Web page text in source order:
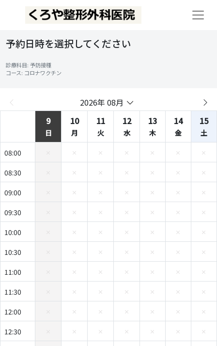
予約日時を選択してください
診療科目: 予防接種
コース: コロナワクチン
2026年 08月
9
日
10
月
11
火
12
水
13
木
14
金
15
土
08:00
08:30
09:00
09:30
10:00
10:30
11:00
11:30
12:00
12:30